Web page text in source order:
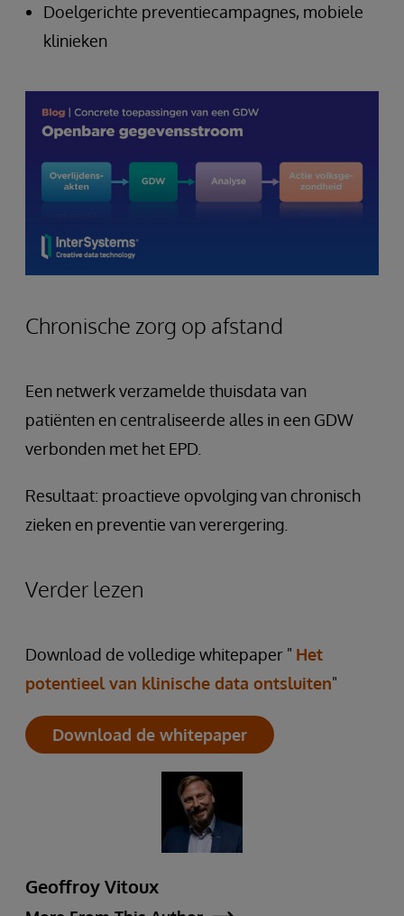
Doelgerichte preventiecampagnes, mobiele
klinieken
Chronische zorg op afstand
Een netwerk verzamelde thuisdata van
patiënten en centraliseerde alles in een GDW
verbonden met het EPD.
Resultaat: proactieve opvolging van chronisch
zieken en preventie van verergering.
Verder lezen
Download de volledige whitepaper " Het
potentieel van klinische data ontsluiten"
Download de whitepaper
Geoffroy Vitoux